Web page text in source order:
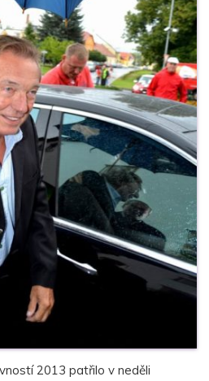
2013 patřilo v neděli